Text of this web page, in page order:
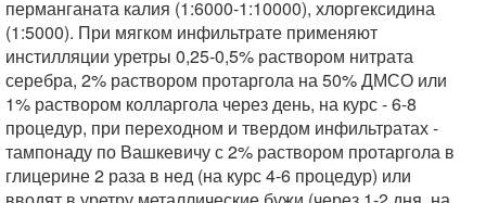
перманганата калия (1:6000-1:10000), хлоргексидина
(1:5000). При мягком инфильтрате применяют
инстилляции уретры 0,25-0,5% раствором нитрата
серебра, 2% раствором протаргола на 50% ДМСО или
1% раствором колларгола через день, на курс - 6-8
процедур, при переходном и твердом инфильтратах -
тампонаду по Вашкевичу с 2% раствором протаргола в
глицерине 2 раза в нед (на курс 4-6 процедур) или